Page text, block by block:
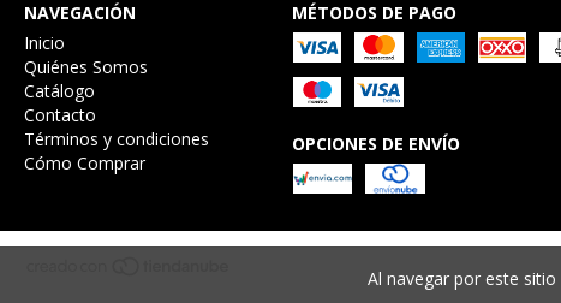
Al navegar por este sitio
NAVEGACIÓN
Inicio
Quiénes Somos
Catálogo
Contacto
Términos y condiciones
Cómo Comprar
MÉTODOS DE PAGO
OPCIONES DE ENVÍO